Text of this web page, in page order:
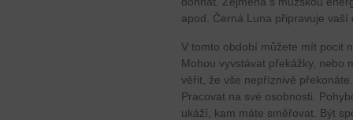
apod. Černá Luna připravuje
V tomto období můžete mít pocit
Mohou vyvstávat překážky, nebo
věřit, že vše nepříznivé
Pracovat na své osobnosti.
ukáží, kam máte směřovat. Být